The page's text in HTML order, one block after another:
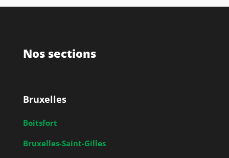
Nos sections
Bruxelles
Boitsfort
Bruxelles-Saint-Gilles